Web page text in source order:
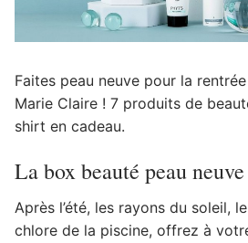
Faites peau neuve pour la
Marie Claire ! 7 produits de
shirt en cadeau.
La box beauté peau
Après l’été, les rayons du soleil,
chlore de la piscine, offrez à